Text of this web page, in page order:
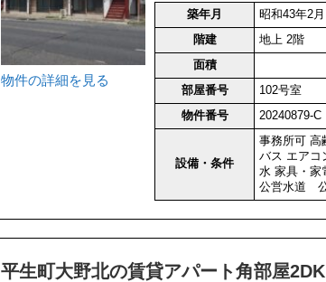
物件の詳細を見る
築年月 昭和43年2月
階建
地上 2階
面積
部屋番号
102号室
物件番号
20240879-C
設備・条件
事務所可 高
バス エアコ
水 家具・家
公営水道
平生町大野北の賃貸アパート角部屋